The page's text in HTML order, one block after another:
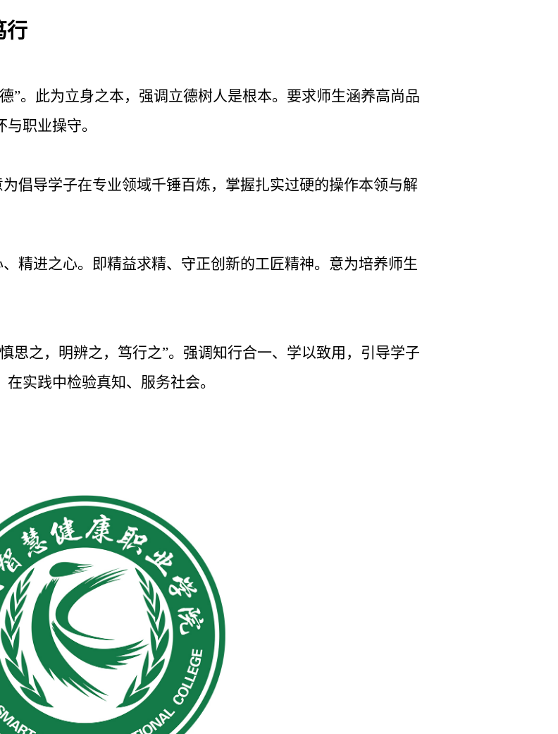
行
”。此为立身之本，强调立德树人是根本。要求师生涵养高尚品
职业操守。
为倡导学子在专业领域千锤百炼，掌握扎实过硬的操作本领与解
、精进之心。即精益求精、守正创新的工匠精神。意为培养师生
思之，明辨之，笃行之”。强调知行合一、学以致用，引导学子
实践中检验真知、服务社会。